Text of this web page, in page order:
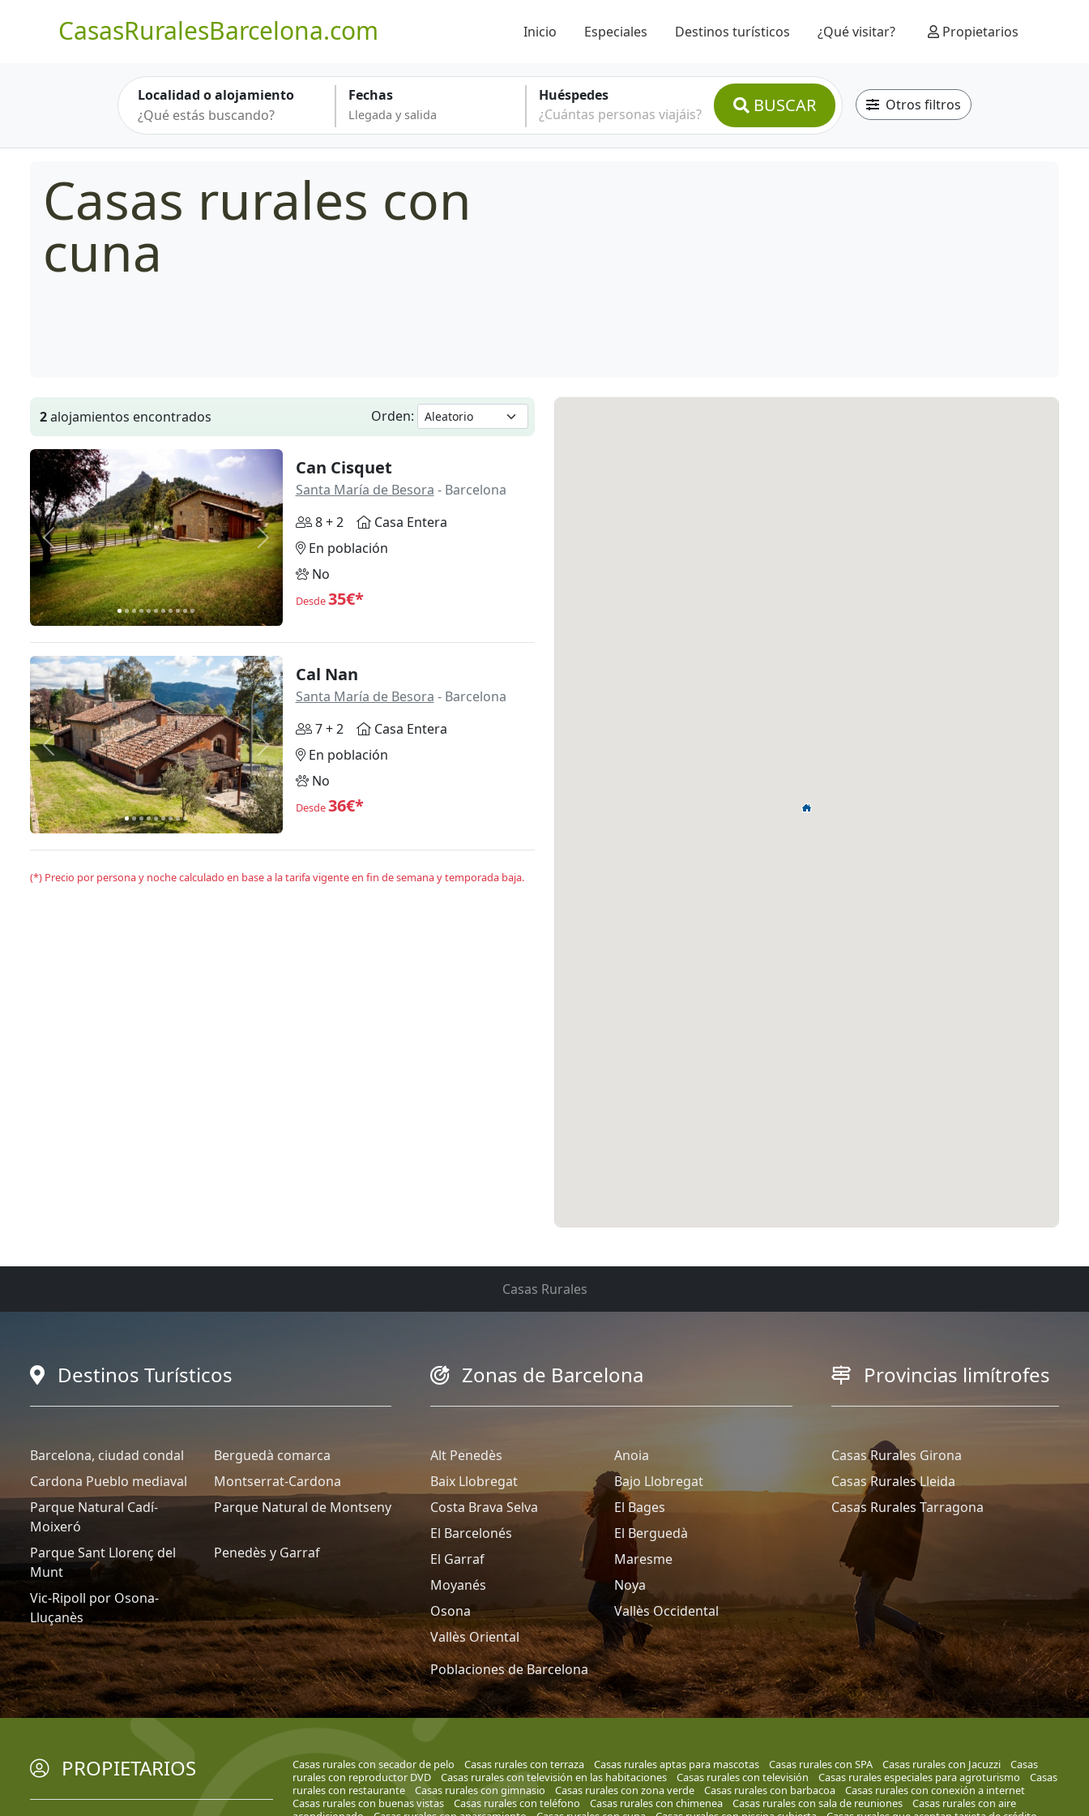
CasasRuralesBarcelona.com Inicio Especiales Destinos turísticos ¿Qué visitar? Propietarios
Localidad o alojamiento Fechas
Huéspedes
¿Cuántas personas viajáis?
BUSCAR Otros filtros
Casas rurales con
cuna
2alojamientos encontrados Orden:
Anterior Siguiente
Can Cisquet
Santa María de Besora - Barcelona
8 + 2
Casa Entera
En población
No
Desde35€*
Anterior Siguiente
Cal Nan
Santa María de Besora - Barcelona
7 + 2
Casa Entera
En población
No
Desde36€*
(*) Precio por persona y noche calculado en base a la tarifa vigente en fin de semana y temporada baja.
Casas Rurales
Destinos Turísticos
Barcelona, ciudad condal
Berguedà comarca
Cardona Pueblo mediaval
Montserrat-Cardona
Parque Natural Cadí-
Moixeró
Parque Natural de Montseny
Parque Sant Llorenç del
Munt
Penedès y Garraf
Vic-Ripoll por Osona-
Lluçanès
Zonas de Barcelona
Alt Penedès
Anoia
Baix Llobregat
Bajo Llobregat
Costa Brava Selva
El Bages
El Barcelonés
El Berguedà
El Garraf
Maresme
Moyanés
Noya
Osona
Vallès Occidental
Vallès Oriental
Poblaciones de Barcelona
Provincias limítrofes
Casas Rurales Girona
Casas Rurales Lleida
Casas Rurales Tarragona
PROPIETARIOS Casas rurales con secador de pelo Casas rurales con terraza Casas rurales aptas para mascotas Casas rurales con SPA Casas rurales con Jacuzzi
Casas
rurales con reproductor DVD
Casas rurales con televisión en las habitaciones Casas rurales con televisión Casas rurales especiales para agroturismo
Casas
rurales con restaurante
Casas rurales con gimnasio Casas rurales con zona verde Casas rurales con barbacoa
Casas rurales con conexión a internet
Casas rurales con buenas vistas
Casas rurales con teléfono Casas rurales con chimenea Casas rurales con sala de reuniones
Casas rurales con aire